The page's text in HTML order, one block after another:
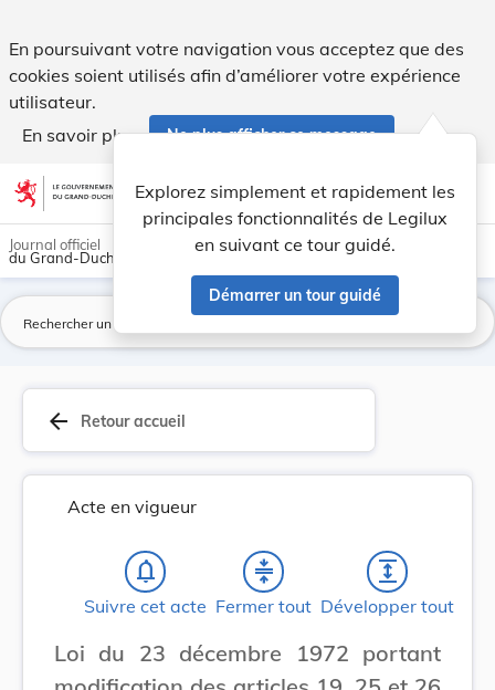
En poursuivant votre navigation vous acceptez que des
cookies soient utilisés afin d’améliorer votre expérience
utilisateur.
En savoir plus
Ne plus afficher ce message
Aller au contenu account_circle help Aide
Explorez simplement et rapidement les
principales fonctionnalités de Legilux
en suivant ce tour guidé.
Démarrer un tour guidé
light_mode dark_mode
Journal officiel
du Grand-Duché de Luxembourg
arrow_back Retour accueil
Acte en vigueur
notifications_none
Suivre cet acte
compress
Fermer tout
expand
Développer tout
Loi du 23 décembre 1972 portant